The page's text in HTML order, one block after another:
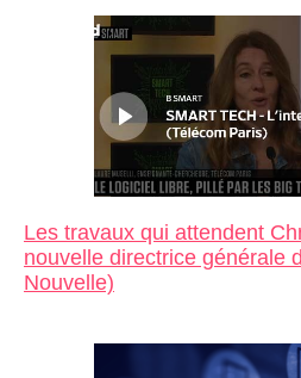
Les travaux qui attendent
nouvelle directrice générale
Nouvelle)